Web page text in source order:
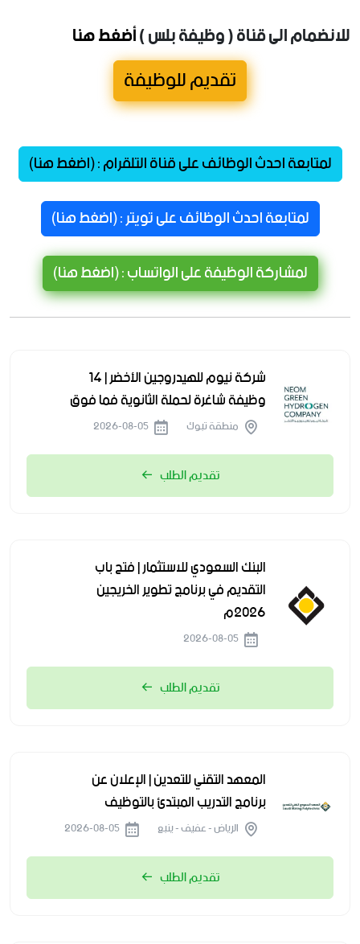
للانضمام الى قناة ( وظيفة بلس )أضغط هنا
تقديم للوظيفة
لمتابعة احدث الوظائف على قناة التلقرام : (اضغط هنا)
لمتابعة احدث الوظائف على تويتر : (اضغط هنا)
لمشاركة الوظيفة على الواتساب : (اضغط هنا)
شركة نيوم للهيدروجين الأخضر | 14
وظيفة شاغرة لحملة الثانوية فما فوق
منطقة تبوك
تقديم الطلب
البنك السعودي للاستثمار | فتح باب
التقديم في برنامج تطوير الخريجين
2026م
تقديم الطلب
المعهد التقني للتعدين | الإعلان عن
برنامج التدريب المبتدئ بالتوظيف
الرياض - عفيف - ينبع
تقديم الطلب